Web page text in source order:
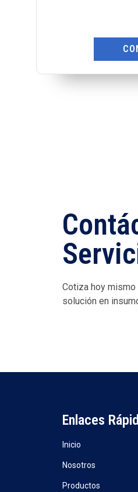
Cotiza hoy
solución en
Enlaces
Inicio
Nosotros
Productos